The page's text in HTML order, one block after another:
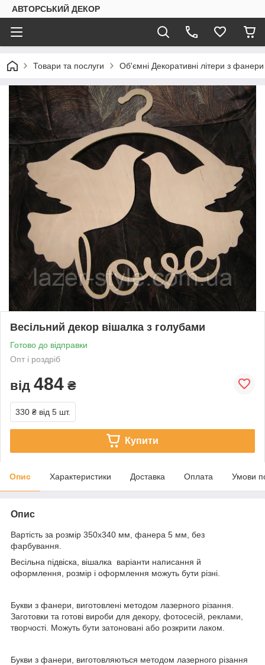
АВТОРСЬКИЙ ДЕКОР
Товари та послуги Об'ємні Декоративні літери з
Весільний декор вішалка з голубами
Готово до відправки
Опт і роздріб
від 484 ₴
330 ₴ від 5 шт.
Купити
Опис Характеристики Доставка Оплата Умови
Опис
Вартість за розмір 350х340 мм, фанера 5 мм, без
фарбування.
Весільна підвіска, вішалка варіанти написання й
оформлення, розмір і оформлення можуть бути різні.
Букви з фанери, виготовлені методом лазерного різання.
Заготовки та готові вироби для декору, фотосесій, реклами,
творчості. Можуть бути затоновані або розкрити лаком.
Букви з фанери, виготовляються методом лазерного різання